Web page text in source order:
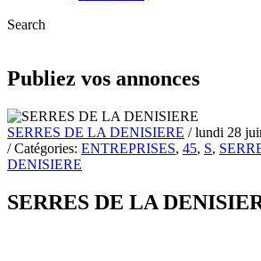
Search
Publiez vos annonces
SERRES DE LA DENISIERE / lundi 28
/ Catégories: ENTREPRISES, 45, S,
DENISIERE
SERRES DE LA